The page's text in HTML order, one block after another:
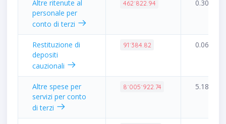
Altre ritenute al
personale per
conto di terzi
462˙822.94 0.30%
Restituzione di
depositi
cauzionali
91˙384.82 0.06%
Altre spese per
servizi per conto
di terzi
8˙005˙922.74 5.18%